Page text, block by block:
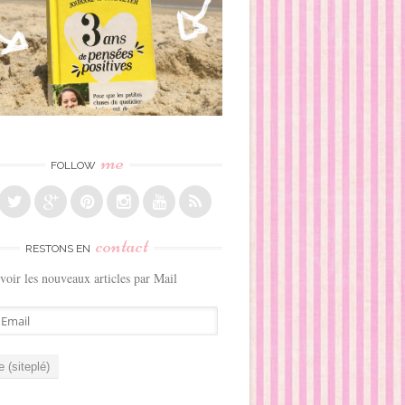
FOLLOW me
RESTONS EN contact
les nouveaux articles par Mail